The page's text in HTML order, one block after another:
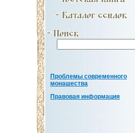
Проблемы современного
монашества
Правовая информация